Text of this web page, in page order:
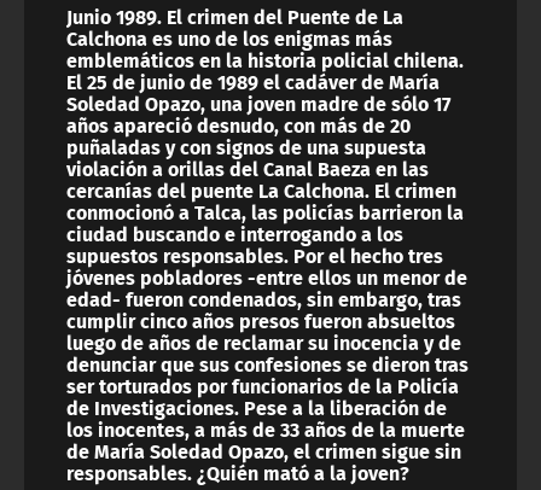
Junio 1989. El crimen del Puente de La
Calchona es uno de los enigmas más
emblemáticos en la historia policial chilena.
El 25 de junio de 1989 el cadáver de María
Soledad Opazo, una joven madre de sólo 17
años apareció desnudo, con más de 20
puñaladas y con signos de una supuesta
violación a orillas del Canal Baeza en las
cercanías del puente La Calchona. El crimen
conmocionó a Talca, las policías barrieron la
ciudad buscando e interrogando a los
supuestos responsables. Por el hecho tres
jóvenes pobladores -entre ellos un menor de
edad- fueron condenados, sin embargo, tras
cumplir cinco años presos fueron absueltos
luego de años de reclamar su inocencia y de
denunciar que sus confesiones se dieron tras
ser torturados por funcionarios de la Policía
de Investigaciones. Pese a la liberación de
los inocentes, a más de 33 años de la muerte
de María Soledad Opazo, el crimen sigue sin
responsables. ¿Quién mató a la joven?